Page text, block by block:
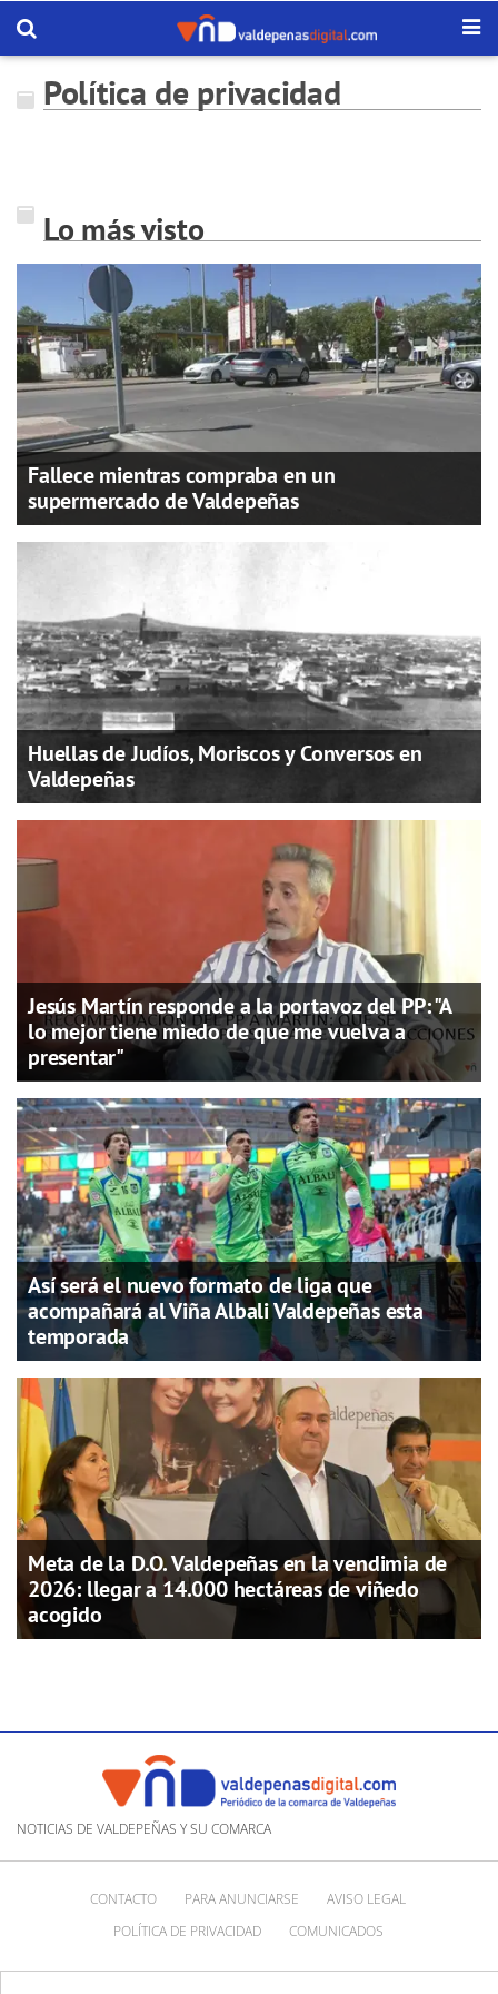
Política de privacidad
Lo más visto
Fallece mientras compraba en un
supermercado de Valdepeñas
Huellas de Judíos, Moriscos y Conversos en
Valdepeñas
Jesús Martín responde a la portavoz del PP: "A
lo mejor tiene miedo de que me vuelva a
presentar"
Así será el nuevo formato de liga que
acompañará al Viña Albali Valdepeñas esta
temporada
Meta de la D.O. Valdepeñas en la vendimia de
2026: llegar a 14.000 hectáreas de viñedo
acogido
NOTICIAS DE VALDEPEÑAS Y SU COMARCA
CONTACTO PARA ANUNCIARSE
AVISO LEGAL
POLÍTICA DE PRIVACIDAD
COMUNICADOS